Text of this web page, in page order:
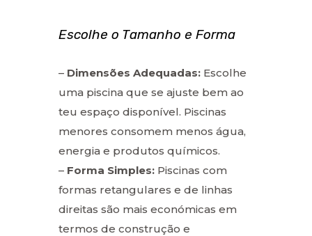
Escolhe o Tamanho e Forma
– Dimensões Adequadas: Escolhe
uma piscina que se ajuste bem ao
teu espaço disponível. Piscinas
menores consomem menos água,
energia e produtos químicos.
– Forma Simples: Piscinas com
formas retangulares e de linhas
direitas são mais económicas em
termos de construção e